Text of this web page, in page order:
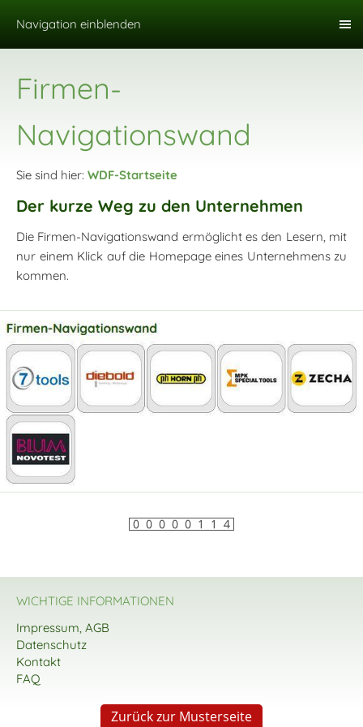
Navigation einblenden
Firmen-
Navigationswand
Sie sind hier: WDF-Startseite
Der kurze Weg zu den Unternehmen
Die Firmen-Navigationswand ermöglicht es den Lesern, mit
nur einem Klick auf die Homepage eines Unternehmens zu
kommen.
Zurück zur Musterseite
WICHTIGE INFORMATIONEN
Impressum, AGB
Datenschutz
Kontakt
FAQ